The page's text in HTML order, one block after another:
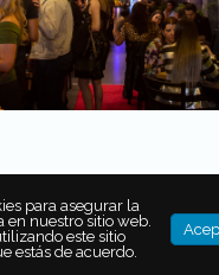
de
México
para asegurar la
en nuestro sitio web.
este sitio
estás de acuerdo.